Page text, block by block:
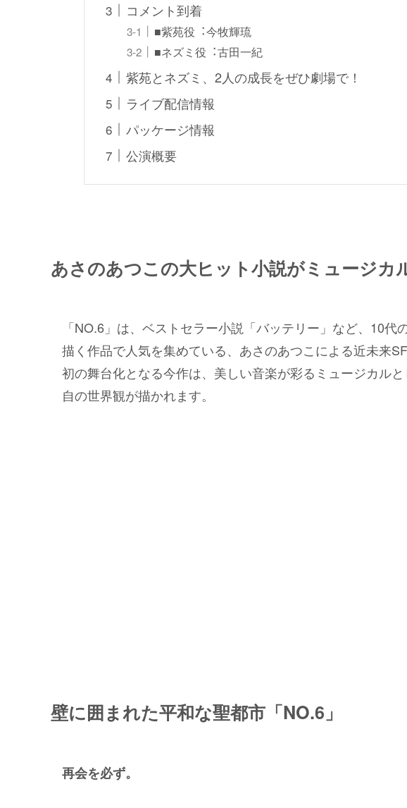
コメント到着
■紫苑役︓今牧輝琉
■ネズミ役︓古田一紀
紫苑とネズミ、2人の成長をぜひ劇場で！
ライブ配信情報
パッケージ情報
公演概要
あさのあつこの大ヒット小説がミュージカ
「NO.6」は、ベストセラー小説「バッテリー」など、10
描く作品で人気を集めている、あさのあつこによる近未来
初の舞台化となる今作は、美しい音楽が彩るミュージカル
自の世界観が描かれます。
壁に囲まれた平和な聖都市「NO.6」
再会を必ず。